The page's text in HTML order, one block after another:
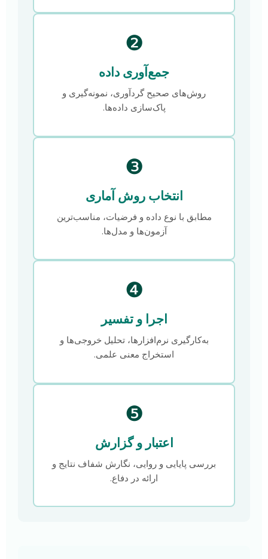
❷
جمع‌آوری داده
روش‌های صحیح گردآوری، نمونه‌گیری و
پاک‌سازی داده‌ها.
❸
انتخاب روش آماری
مطابق با نوع داده و فرضیات، مناسب‌ترین
آزمون‌ها و مدل‌ها.
❹
اجرا و تفسیر
به‌کارگیری نرم‌افزارها، تحلیل خروجی‌ها و
استخراج معنی علمی.
❺
اعتبار و گزارش
بررسی پایایی و روایی، نگارش شفاف نتایج و
ارائه در دفاع.